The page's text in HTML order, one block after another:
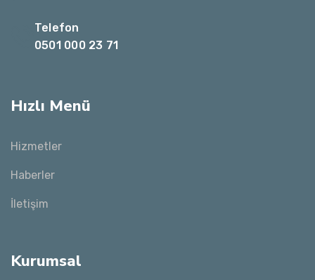
Telefon
0501 000 23 71
Hızlı Menü
Hizmetler
Haberler
İletişim
Kurumsal